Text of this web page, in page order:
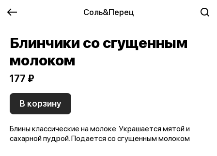
Соль&Перец
Блинчики со сгущенным
молоком
177 ₽
В корзину
Блины классические на молоке. Украшается мятой и
сахарной пудрой. Подается со сгущенным молоком